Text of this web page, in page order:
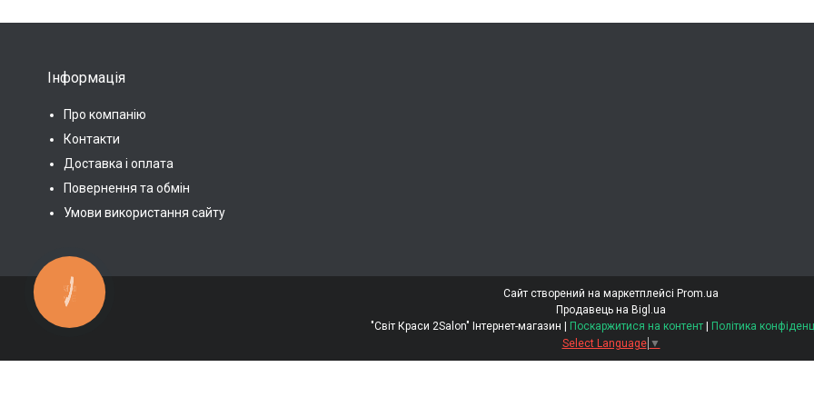
Інформація
Про компанію
Контакти
Доставка і оплата
Повернення та обмін
Умови використання сайту
Сайт створений на маркетплейсі Prom.ua
Продавець на Bigl.ua
Поскаржитися на контент
Політика
Select Language ▼
КНОПКА
ЗВ'ЯЗКУ